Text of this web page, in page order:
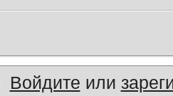
Войдите или